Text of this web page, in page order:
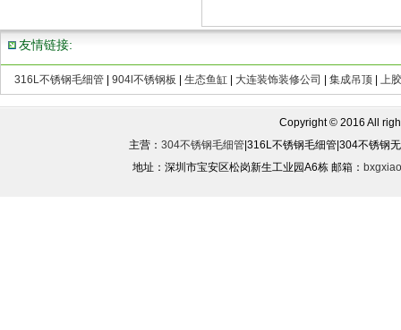
友情链接:
316L不锈钢毛细管| 904l不锈钢板 生态鱼缸| 大连装饰装修公司 集成吊顶| 上
Copyright © 2016 All
主营： 304不锈钢毛细管|316L不锈钢毛细管|304不锈钢
地址：深圳市宝安区松岗新生工业园A6栋 邮箱：